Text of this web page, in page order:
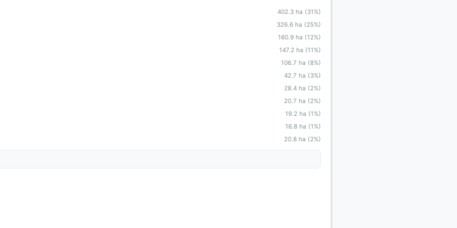
402.3 ha (31%)
326.6 ha (25%)
160.9 ha (12%)
147.2 ha (11%)
106.7 ha (8%)
42.7 ha (3%)
28.4 ha (2%)
20.7 ha (2%)
19.2 ha (1%)
16.8 ha (1%)
20.8 ha (2%)